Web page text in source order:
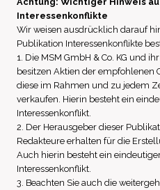
Interessenkonflikte
Wir weisen ausdrücklich darauf
Publikation Interessenkonflikte
1. Die MSM GmbH & Co. KG und
besitzen Aktien der empfohlenen
diese im Rahmen und zu jedem
verkaufen. Hierin besteht ein
Interessenkonflikt.
2. Der Herausgeber dieser
Redakteure erhalten für die
Auch hierin besteht ein
Interessenkonflikt.
3. Beachten Sie auch die